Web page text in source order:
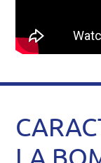
LA